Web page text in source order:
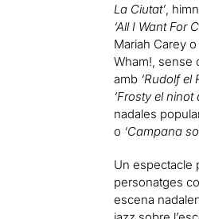
La Ciutat’ ,
‘All I Want For
Mariah Carey o
Wham!, sense
amb ‘Rudolf el
‘Frosty el ninot
nadales
o ‘Campana
Un espectacle
personatges
escena